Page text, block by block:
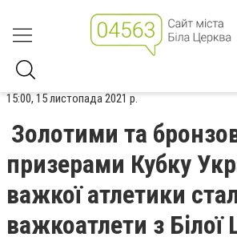
15:00, 15 листопада 2021 р.
Золотими та
призерами Кубку
важкої атлетики
важкоатлети з Білої